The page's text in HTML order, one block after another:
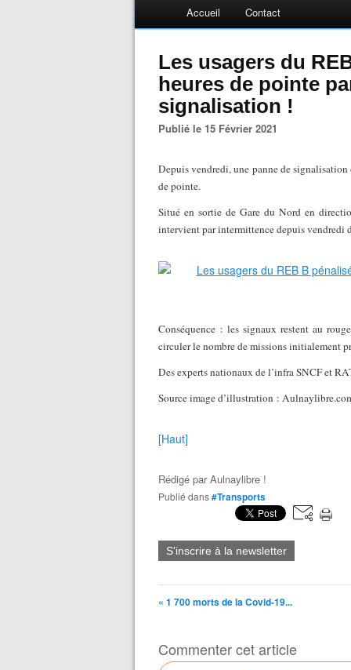
Accueil Contact
Les usagers du
heures de pointe
signalisation !
Publié le 15 Février 2021
Depuis vendredi, une panne de
de pointe.
Situé en sortie de Gare du Nord en
intervient par intermittence depuis vendredi
Conséquence : les signaux restent au
circuler le nombre de missions initialement
Des experts nationaux de l’infra SNCF et
Source image d’illustration :
[Haut]
Rédigé parAulnaylibre !
Publié dans#Transports
S'inscrire à la newsletter
« 1 700 morts de la Covid-19...
Commenter cet article